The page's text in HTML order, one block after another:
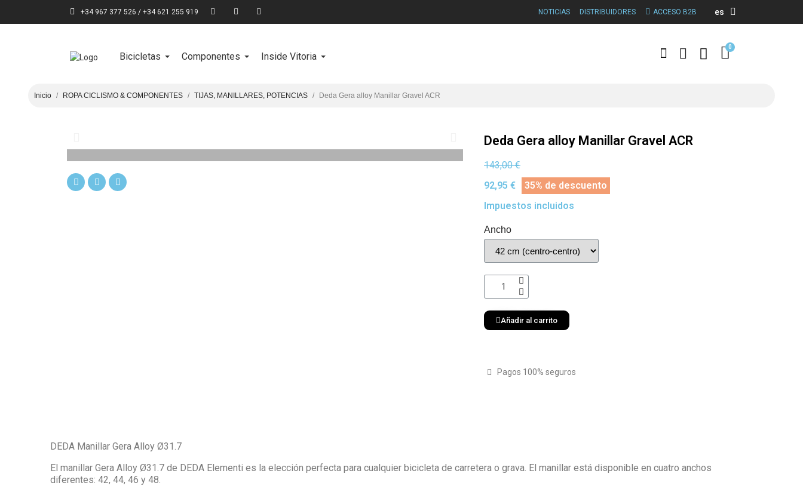
+34 967 377 526 / +34 621 255 919 NOTICIAS DISTRIBUIDORES ACCESO B2B es
Bicicletas Componentes Inside Vitoria
Inicio ROPA CICLISMO & COMPONENTES TIJAS, MANILLARES, POTENCIAS Deda Gera alloy Manillar Gravel ACR
Deda Gera alloy Manillar Gravel ACR
143,00 €
92,95 €
35% de descuento
Impuestos incluidos
Ancho
Añadir al carrito
Pagos 100% seguros
DEDA Manillar Gera Alloy Ø31.7
El manillar Gera Alloy Ø31.7 de DEDA Elementi es la elección perfecta para cualquier bicicleta de carretera o grava. El manillar está disponible en cuatro anchos
diferentes: 42, 44, 46 y 48.